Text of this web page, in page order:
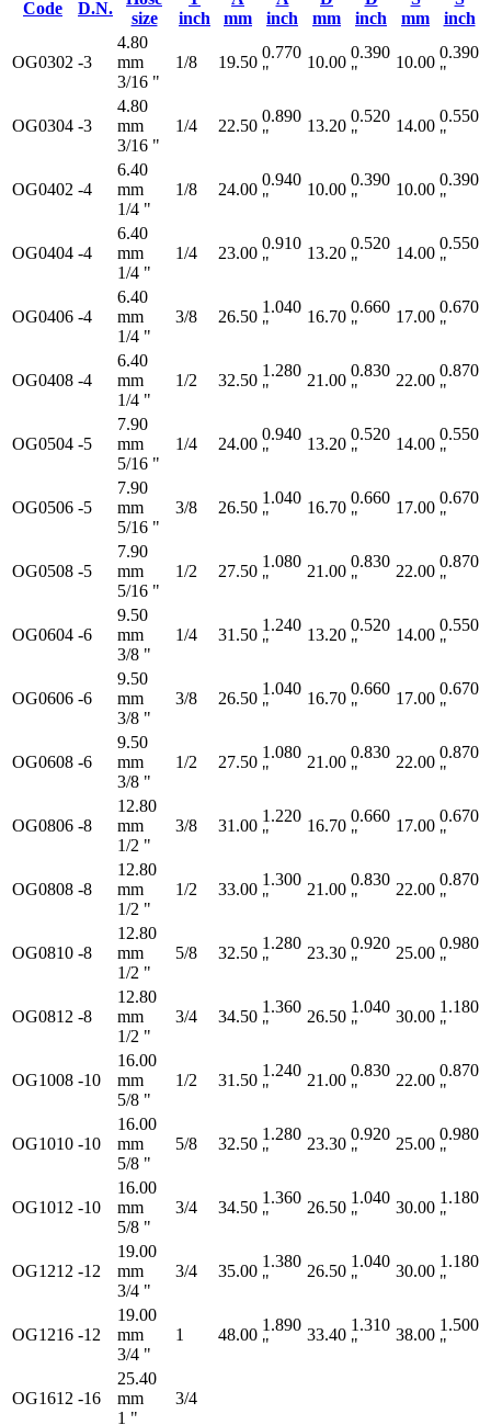
Code D.N.
size
inch
mm
inch
mm
inch
mm
inch
OG0302 -3
4.80
mm
3/16 "
1/8 19.50
0.770
"
10.00
0.390
"
10.00
0.390
"
OG0304 -3
4.80
mm
3/16 "
1/4 22.50
0.890
"
13.20
0.520
"
14.00
0.550
"
OG0402 -4
6.40
mm
1/4 "
1/8 24.00
0.940
"
10.00
0.390
"
10.00
0.390
"
OG0404 -4
6.40
mm
1/4 "
1/4 23.00
0.910
"
13.20
0.520
"
14.00
0.550
"
OG0406 -4
6.40
mm
1/4 "
3/8 26.50
1.040
"
16.70
0.660
"
17.00
0.670
"
OG0408 -4
6.40
mm
1/4 "
1/2 32.50
1.280
"
21.00
0.830
"
22.00
0.870
"
OG0504 -5
7.90
mm
5/16 "
1/4 24.00
0.940
"
13.20
0.520
"
14.00
0.550
"
OG0506 -5
7.90
mm
5/16 "
3/8 26.50
1.040
"
16.70
0.660
"
17.00
0.670
"
OG0508 -5
7.90
mm
5/16 "
1/2 27.50
1.080
"
21.00
0.830
"
22.00
0.870
"
OG0604 -6
9.50
mm
3/8 "
1/4 31.50
1.240
"
13.20
0.520
"
14.00
0.550
"
OG0606 -6
9.50
mm
3/8 "
3/8 26.50
1.040
"
16.70
0.660
"
17.00
0.670
"
OG0608 -6
9.50
mm
3/8 "
1/2 27.50
1.080
"
21.00
0.830
"
22.00
0.870
"
OG0806 -8
12.80
mm
1/2 "
3/8 31.00
1.220
"
16.70
0.660
"
17.00
0.670
"
OG0808 -8
12.80
mm
1/2 "
1/2 33.00
1.300
"
21.00
0.830
"
22.00
0.870
"
OG0810 -8
12.80
mm
1/2 "
5/8 32.50
1.280
"
23.30
0.920
"
25.00
0.980
"
OG0812 -8
12.80
mm
1/2 "
3/4 34.50
1.360
"
26.50
1.040
"
30.00
1.180
"
OG1008 -10
16.00
mm
5/8 "
1/2 31.50
1.240
"
21.00
0.830
"
22.00
0.870
"
OG1010 -10
16.00
mm
5/8 "
5/8 32.50
1.280
"
23.30
0.920
"
25.00
0.980
"
OG1012 -10
16.00
mm
5/8 "
3/4 34.50
1.360
"
26.50
1.040
"
30.00
1.180
"
OG1212 -12
19.00
mm
3/4 "
3/4 35.00
1.380
"
26.50
1.040
"
30.00
1.180
"
OG1216 -12
19.00
mm
3/4 "
1 48.00
1.890
"
33.40
1.310
"
38.00
1.500
"
OG1612 -16
25.40
mm
1 "
3/4